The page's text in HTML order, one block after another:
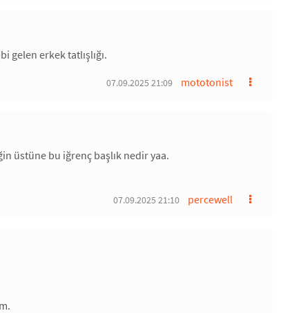
gelen erkek tatlışlığı.
mototonist
07.09.2025 21:09
üstüne bu iğrenç başlık nedir yaa.
percewell
07.09.2025 21:10